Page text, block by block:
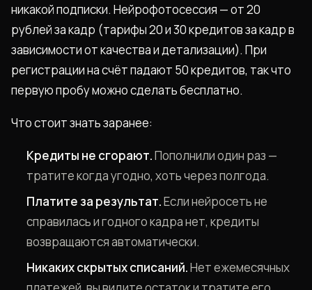
никакой подписки. Нейрофотосессия — от 20
рублей за кадр (тарифы 20 и 30 кредитов за кадр в
зависимости от качества и детализации). При
регистрации на счёт падают 50 кредитов, так что
первую пробу можно сделать бесплатно.
Что стоит знать заранее:
Кредиты не сгорают.Пополнили один раз —
тратите когда угодно, хоть через полгода.
Платите за результат.Если нейросеть не
справилась и годного кадра нет, кредиты
возвращаются автоматически.
Никаких скрытых списаний.Нет ежемесячных